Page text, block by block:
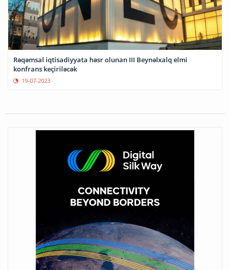
Rəqəmsal iqtisadiyyata həsr olunan III Beynəlxalq elmi
konfrans keçiriləcək
19-07-2023